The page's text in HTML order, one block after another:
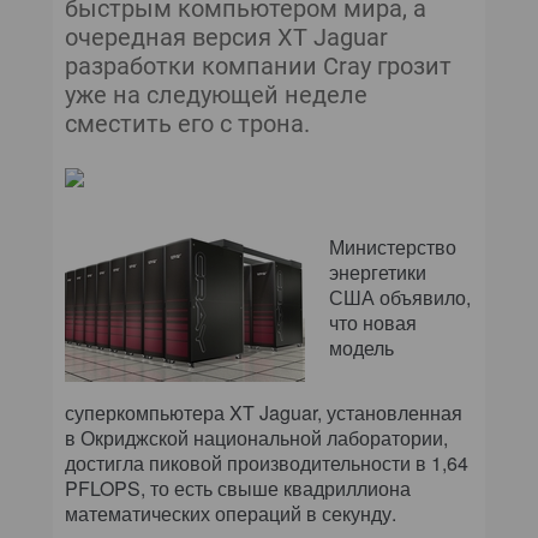
КОМПЬЮТЕРНЫЙ МИР
ИТ В ЗДРАВООХРАНЕНИИ
ПРЕСС-РЕЛИЗЫ
АРХИВ ЖУРНАЛОВ
ПОДПИСКА
быстрым компьютером мира, а
очередная версия XT Jaguar
разработки компании Cray грозит
уже на следующей неделе
сместить его с трона.
Министерство
энергетики
США объявило,
что новая
модель
суперкомпьютера XT Jaguar, установленная
в Окриджской национальной лаборатории,
достигла пиковой производительности в 1,64
PFLOPS, то есть свыше квадриллиона
математических операций в секунду.